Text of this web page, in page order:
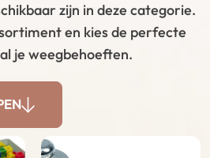
zijn in deze categorie.
en kies de perfecte
je weegbehoeften.